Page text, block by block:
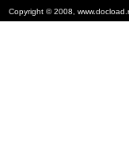
Copyright © 2008,